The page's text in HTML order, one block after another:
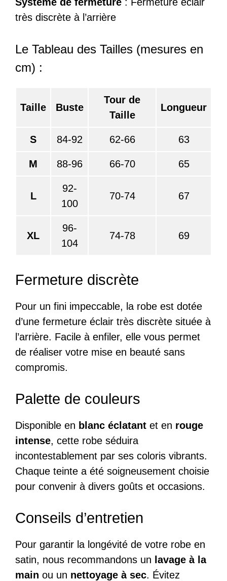
très discrète à l’arrière
Le Tableau des Tailles (mesures en
cm) :
Taille Buste
Tour de
Taille
Longueur
S 84-92 62-66 63
M 88-96 66-70 65
L
92-
100
70-74 67
XL
96-
104
74-78 69
Fermeture discrète
Pour un fini impeccable, la robe est dotée
d’une fermeture éclair très discrète située à
l’arrière. Facile à enfiler, elle vous permet
de réaliser votre mise en beauté sans
compromis.
Palette de couleurs
Disponible en blanc éclatant et en rouge
intense, cette robe séduira
incontestablement par ses coloris vibrants.
Chaque teinte a été soigneusement choisie
pour convenir à divers goûts et occasions.
Conseils d’entretien
Pour garantir la longévité de votre robe en
satin, nous recommandons un lavage à la
main ou un nettoyage à sec. Évitez